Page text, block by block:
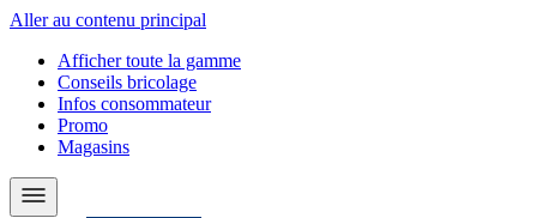
Aller au contenu principal
Afficher toute la gamme
Conseils bricolage
Infos consommateur
Promo
Magasins